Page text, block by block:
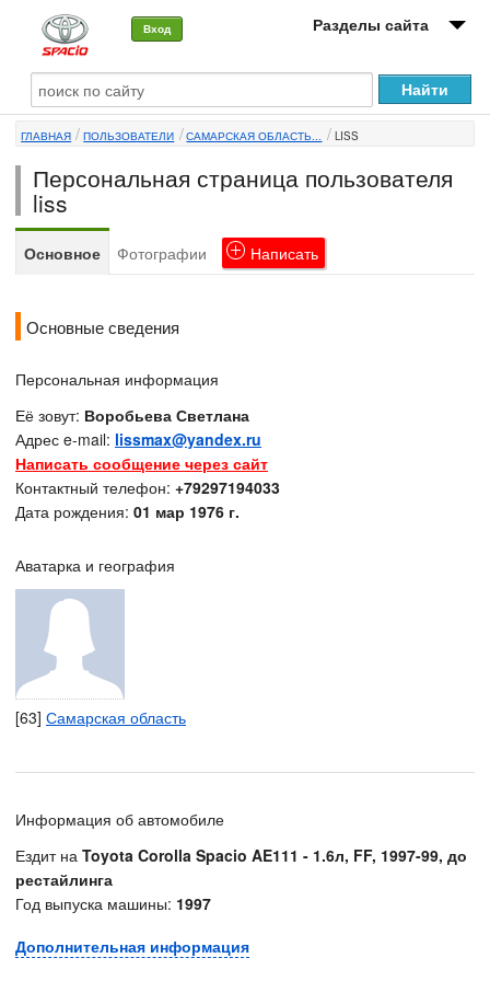
Вход Разделы сайта
О машине
Автоклуб
Форумы
Сервисы и услуги
ГЛАВНАЯ ПОЛЬЗОВАТЕЛИ САМАРСКАЯ ОБЛАСТЬ... LISS
Персональная страница пользователя
liss
Основное Фотографии Написать
Основные сведения
Персональная информация
Её зовут: Воробьева Светлана
Адрес e-mail: lissmax@yandex.ru
Написать сообщение через сайт
Контактный телефон: +79297194033
Дата рождения: 01 мар 1976 г.
Аватарка и география
[63] Самарская область
Информация об автомобиле
Ездит на Toyota Corolla Spacio AE111 - 1.6л, FF, 1997-99, до
рестайлинга
Год выпуска машины: 1997
Дополнительная информация